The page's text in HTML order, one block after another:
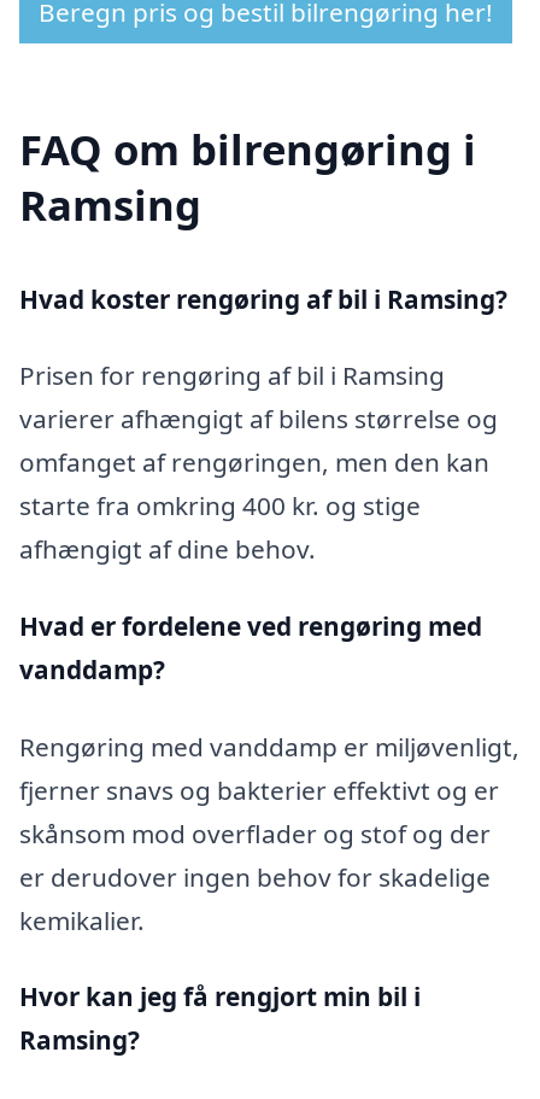
Beregn pris og bestil bilrengøring her!
FAQ om bilrengøring i
Ramsing
Hvad koster rengøring af bil i Ramsing?
Prisen for rengøring af bil i Ramsing
varierer afhængigt af bilens størrelse og
omfanget af rengøringen, men den kan
starte fra omkring 400 kr. og stige
afhængigt af dine behov.
Hvad er fordelene ved rengøring med
vanddamp?
Rengøring med vanddamp er miljøvenligt,
fjerner snavs og bakterier effektivt og er
skånsom mod overflader og stof og der
er derudover ingen behov for skadelige
kemikalier.
Hvor kan jeg få rengjort min bil i
Ramsing?